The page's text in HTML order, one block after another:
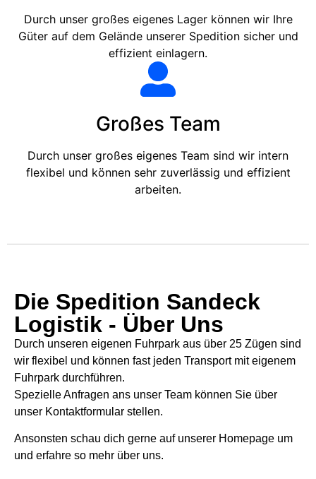
Durch unser großes eigenes Lager können wir Ihre
Güter auf dem Gelände unserer Spedition sicher und
effizient einlagern.
Großes Team
Durch unser großes eigenes Team sind wir intern
flexibel und können sehr zuverlässig und effizient
arbeiten.
Die Spedition Sandeck
Logistik - Über Uns
Durch unseren eigenen Fuhrpark aus über 25 Zügen sind
wir flexibel und können fast jeden Transport mit eigenem
Fuhrpark durchführen.
Spezielle Anfragen ans unser Team können Sie über
unser Kontaktformular stellen.
Ansonsten schau dich gerne auf unserer Homepage um
und erfahre so mehr über uns.